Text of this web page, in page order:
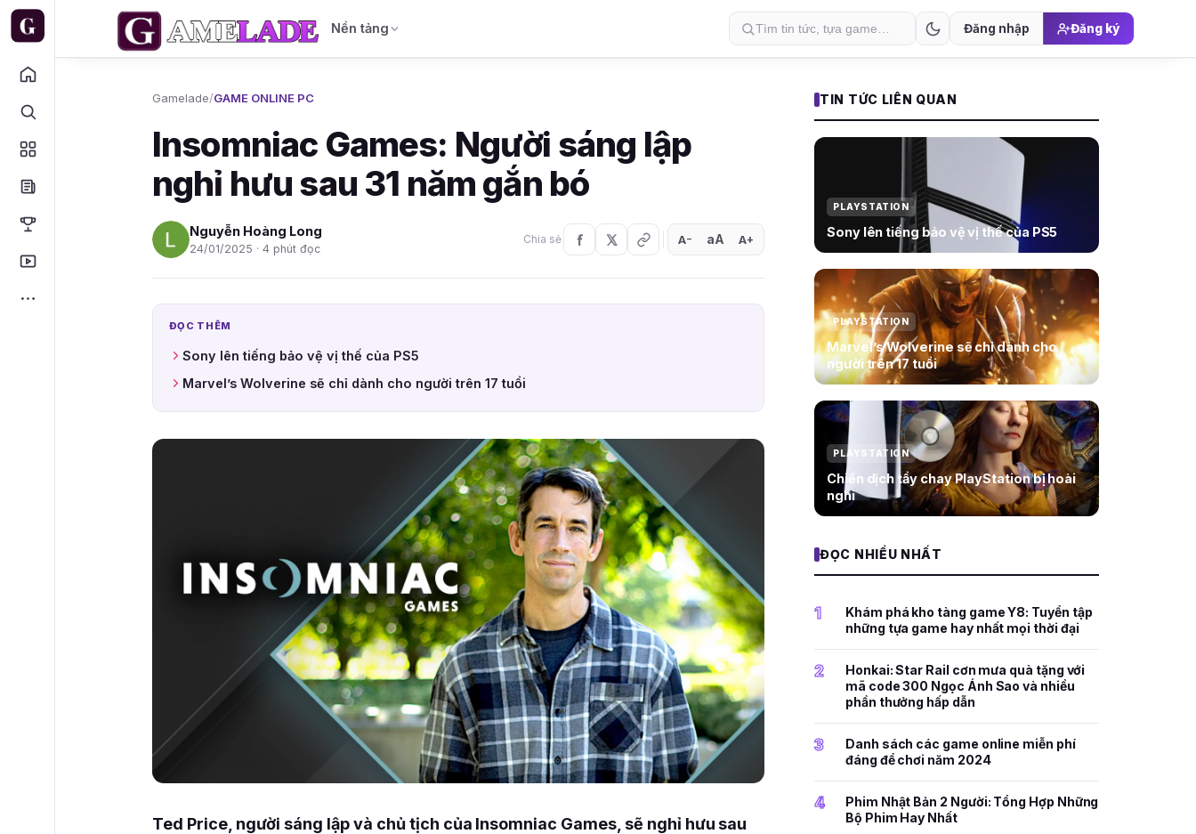
Nền tảng Đăng nhập Đăng ký
Gamelade/GAME ONLINE PC
Insomniac Games: Người sáng lập
nghỉ hưu sau 31 năm gắn bó
Nguyễn Hoàng Long
24/01/2025 · 4 phút đọc
Chia sẻ A− aA A+
ĐỌC THÊM
Sony lên tiếng bảo vệ vị thế của PS5
Marvel’s Wolverine sẽ chỉ dành cho người trên 17 tuổi
Ted Price, người sáng lập và chủ tịch của Insomniac Games, sẽ nghỉ hưu sau
TIN TỨC LIÊN QUAN
PLAYSTATION
Sony lên tiếng bảo vệ vị thế của PS5
PLAYSTATION
Marvel’s Wolverine sẽ chỉ dành cho
người trên 17 tuổi
PLAYSTATION
Chiến dịch tẩy chay PlayStation bị hoài
nghi
ĐỌC NHIỀU NHẤT
1
Khám phá kho tàng game Y8: Tuyển tập
những tựa game hay nhất mọi thời đại
2
Honkai: Star Rail cơn mưa quà tặng với
mã code 300 Ngọc Ánh Sao và nhiều
phần thưởng hấp dẫn
3
Danh sách các game online miễn phí
đáng để chơi năm 2024
4
Phim Nhật Bản 2 Người: Tổng Hợp Những
Bộ Phim Hay Nhất